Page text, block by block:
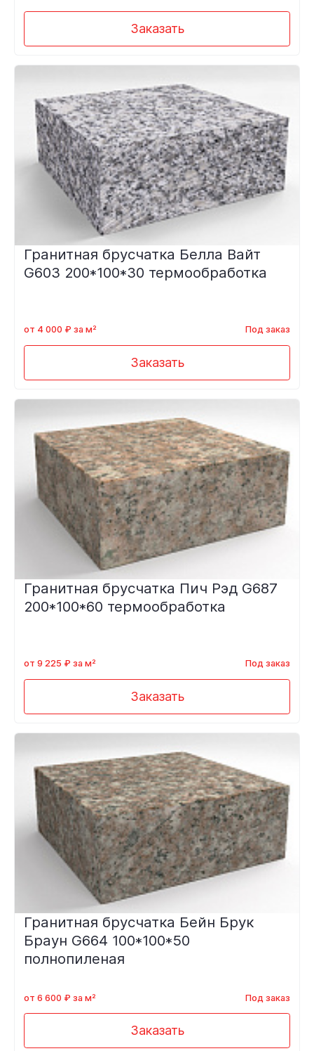
Заказать
Гранитная брусчатка Белла Вайт
G603 200*100*30 термообработка
от 4 000 ₽ за м² Под заказ
Заказать
Гранитная брусчатка Пич Рэд G687
200*100*60 термообработка
от 9 225 ₽ за м² Под заказ
Заказать
Гранитная брусчатка Бейн Брук
Браун G664 100*100*50
полнопиленая
от 6 600 ₽ за м² Под заказ
Заказать